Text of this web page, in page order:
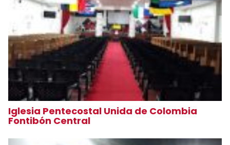
Iglesia Pentecostal Unida de Colombia
Fontibón Central